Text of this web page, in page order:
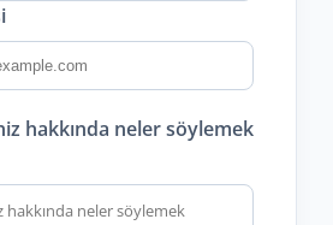
hakkında neler söylemek